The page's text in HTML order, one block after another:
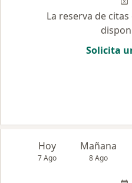
La reserva de
Solicita
Hoy
7 Ago
Mañana
8 Ago